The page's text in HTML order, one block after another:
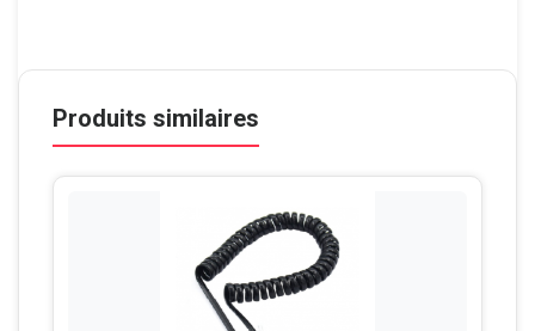
Produits similaires